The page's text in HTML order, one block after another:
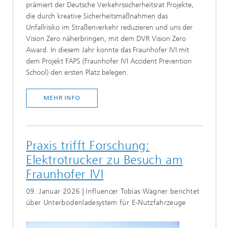
prämiert der Deutsche Verkehrssicherheitsrat Projekte,
die durch kreative Sicherheitsmaßnahmen das
Unfallrisiko im Straßenverkehr reduzieren und uns der
Vision Zero näherbringen, mit dem DVR Vision Zero
Award. In diesem Jahr konnte das Fraunhofer IVI mit
dem Projekt FAPS (Fraunhofer IVI Accident Prevention
School) den ersten Platz belegen.
MEHR INFO
Praxis trifft Forschung:
Elektrotrucker zu Besuch am
Fraunhofer IVI
09. Januar 2026 | Influencer Tobias Wagner berichtet
über Unterbodenladesystem für E-Nutzfahrzeuge